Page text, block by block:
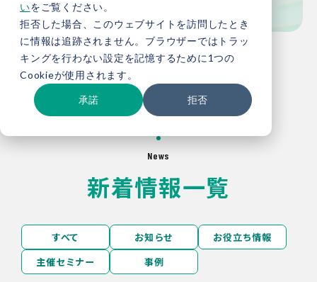
いをご覧ください。
拒否した場合、このウェブサイトを訪問したとき
に情報は追跡されません。ブラウザーではトラッ
キングを行わない設定を記憶するために1つの
Cookieが使用されます。
承諾 拒否
TOP 新着情報
News
新着情報一覧
すべて お知らせ
お役立ち情報
主催セミナー
事例